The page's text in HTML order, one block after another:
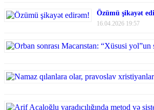
Özümü şikayət
16.04.2026 19:57